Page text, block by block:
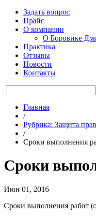
Задать вопрос
Прайс
О компании
О Боровике
Практика
Отзывы
Новости
Контакты
Главная
/
Рубрика: Защита
/
Сроки выполнения
Сроки
Июн 01, 2016
Сроки выполнения работ